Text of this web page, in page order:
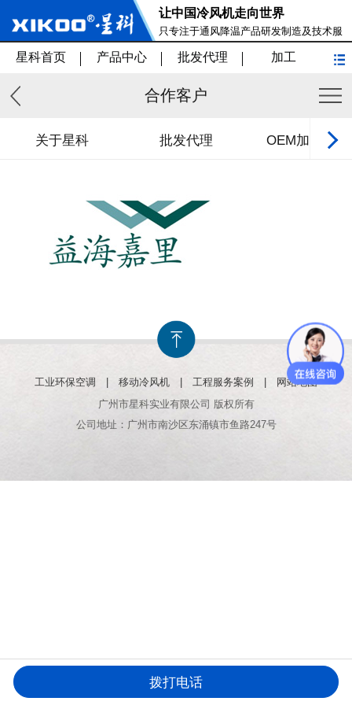
让中国冷风机走向世界
只专注于通风降温产品研发制造及技术服
务
星科首页 产品中心 批发代理 加工
合作客户
关于星科 批发代理 OEM加工/贴
工业环保空调 移动冷风机 工程服务案例
网站地图
广州市星科实业有限公司 版权所有
公司地址：广州市南沙区东涌镇市鱼路247号
电话咨询 返回首页
拨打电话